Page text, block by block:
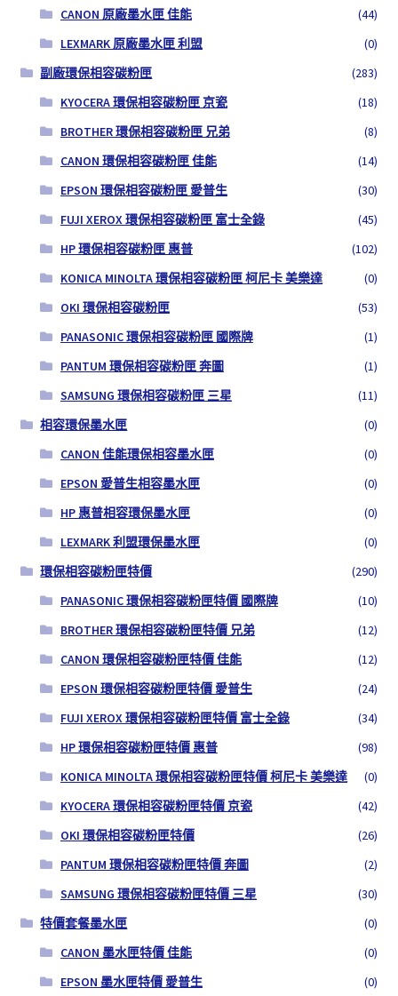
CANON 原廠墨水匣 佳能
(44)
LEXMARK 原廠墨水匣 利盟
(0)
副廠環保相容碳粉匣
(283)
KYOCERA 環保相容碳粉匣 京瓷
(18)
BROTHER 環保相容碳粉匣 兄弟
(8)
CANON 環保相容碳粉匣 佳能
(14)
EPSON 環保相容碳粉匣 愛普生
(30)
FUJI XEROX 環保相容碳粉匣 富士全錄
(45)
HP 環保相容碳粉匣 惠普
(102)
KONICA MINOLTA 環保相容碳粉匣 柯尼卡 美樂達
(0)
OKI 環保相容碳粉匣
(53)
PANASONIC 環保相容碳粉匣 國際牌
(1)
PANTUM 環保相容碳粉匣 奔圖
(1)
SAMSUNG 環保相容碳粉匣 三星
(11)
相容環保墨水匣
(0)
CANON 佳能環保相容墨水匣
(0)
EPSON 愛普生相容墨水匣
(0)
HP 惠普相容環保墨水匣
(0)
LEXMARK 利盟環保墨水匣
(0)
環保相容碳粉匣特價
(290)
PANASONIC 環保相容碳粉匣特價 國際牌
(10)
BROTHER 環保相容碳粉匣特價 兄弟
(12)
CANON 環保相容碳粉匣特價 佳能
(12)
EPSON 環保相容碳粉匣特價 愛普生
(24)
FUJI XEROX 環保相容碳粉匣特價 富士全錄
(34)
HP 環保相容碳粉匣特價 惠普
(98)
KONICA MINOLTA 環保相容碳粉匣特價 柯尼卡 美樂達
(0)
KYOCERA 環保相容碳粉匣特價 京瓷
(42)
OKI 環保相容碳粉匣特價
(26)
PANTUM 環保相容碳粉匣特價 奔圖
(2)
SAMSUNG 環保相容碳粉匣特價 三星
(30)
特價套餐墨水匣
(0)
CANON 墨水匣特價 佳能
(0)
EPSON 墨水匣特價 愛普生
(0)